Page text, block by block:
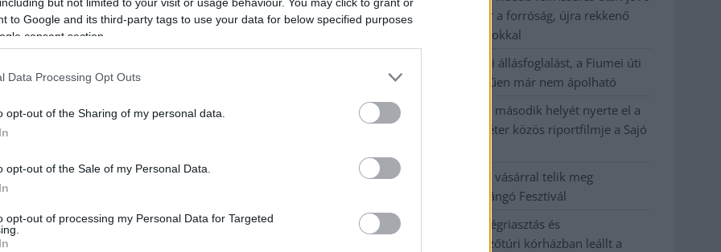
to Google and its third-party tags to use your data for below specified purposes
consent section.
Data Processing Opt Outs
opt-out of the Sharing of my personal data.
opt-out of the Sale of my Personal Data.
opt-out of processing my Personal Data for Targeted
tisztelegtek a múlt nagyjai előtt, majd a résztvevők a
vonultak át, ahol koszorúzással adóztak a
munka legnehezebb része most kezdődik, hiszen a jövőben
szövetségi kapcsolatok erősítésére és a magyar
is nagy figyelmet szeretnének fordítani.
héten megint visszatér a forróság, újra rekkenő
hőség jön, akár 38 fokokkal
Közzétették a szakértői állásfoglalást, a Fiumei úti
fák többsége szakszerűen már nem ápolható
A MÚOSZ sajtódíjának második helyét nyerte el a
Borsod24 és a Paraméter közös riportfilmje a Sajó
Tánccal, zeneszóval és vásárral telik meg
Jászberény, indul a Csángó Fesztivál
Meghosszabbított hőségriasztás és
vízkorlátozások, a mezőtúri kórházban leállt a